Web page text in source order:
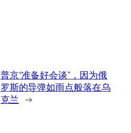
普京“准备好会谈”，因为俄
罗斯的导弹如雨点般落在乌
克兰 →